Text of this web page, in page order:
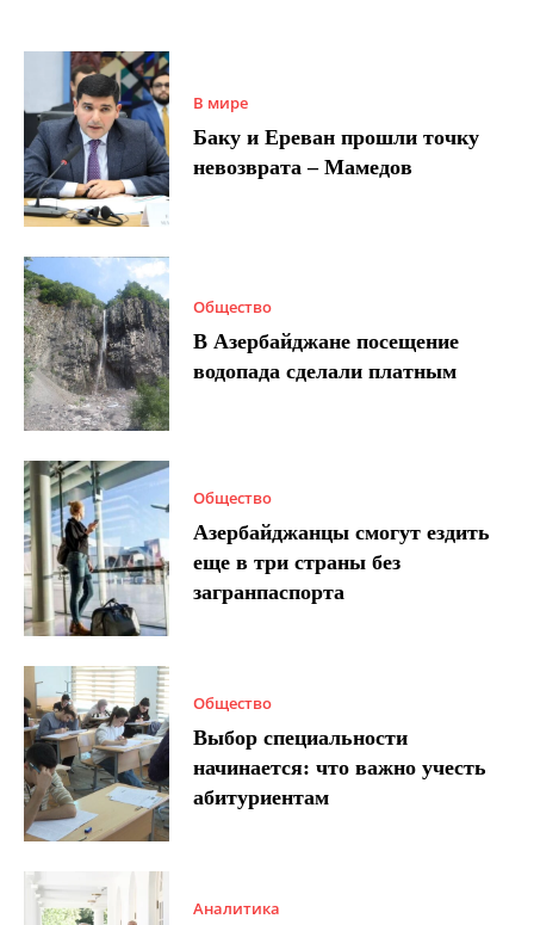
В мире
Баку и Ереван прошли точку
невозврата – Мамедов
Общество
В Азербайджане посещение
водопада сделали платным
Общество
Азербайджанцы смогут ездить
еще в три страны без
загранпаспорта
Общество
Выбор специальности
начинается: что важно учесть
абитуриентам
Аналитика